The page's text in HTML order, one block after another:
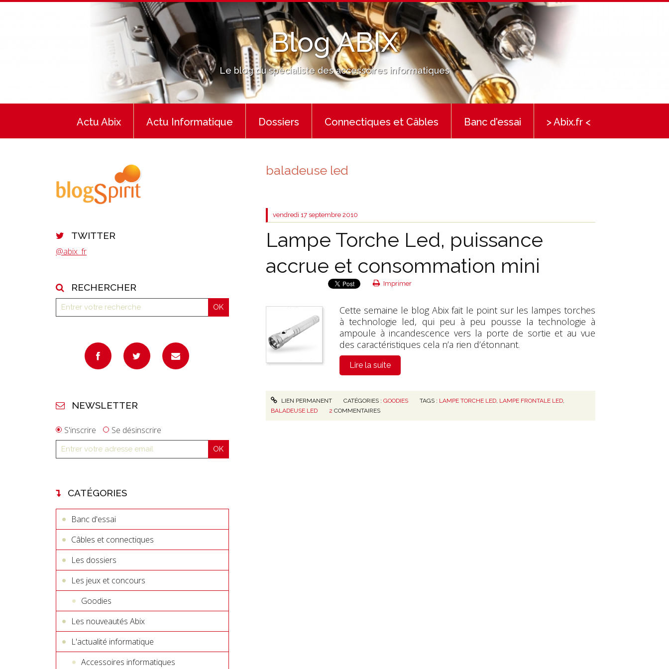
Blog ABIX
Le blog du spécialiste des accessoires informatiques
Actu Abix Actu Informatique Dossiers Connectiques et Câbles Banc d'essai > Abix.fr <
TWITTER
@abix_fr
RECHERCHER
NEWSLETTER
S'inscrire Se désinscrire
CATÉGORIES
Banc d'essai
Câbles et connectiques
Les dossiers
Les jeux et concours
Goodies
Les nouveautés Abix
L'actualité informatique
Accessoires informatiques
baladeuse led
vendredi 17 septembre 2010
Lampe Torche Led, puissance
accrue et consommation mini
Imprimer
Cette semaine le blog Abix fait le point sur les lampes torches
à technologie led, qui peu à peu pousse la technologie à
ampoule à incandescence vers la porte de sortie et au vue
des caractéristiques cela n’a rien d’étonnant.
Lire la suite
LIEN PERMANENT CATÉGORIES : GOODIES TAGS : LAMPE TORCHE LED, LAMPE FRONTALE LED,
BALADEUSE LED
2 COMMENTAIRES